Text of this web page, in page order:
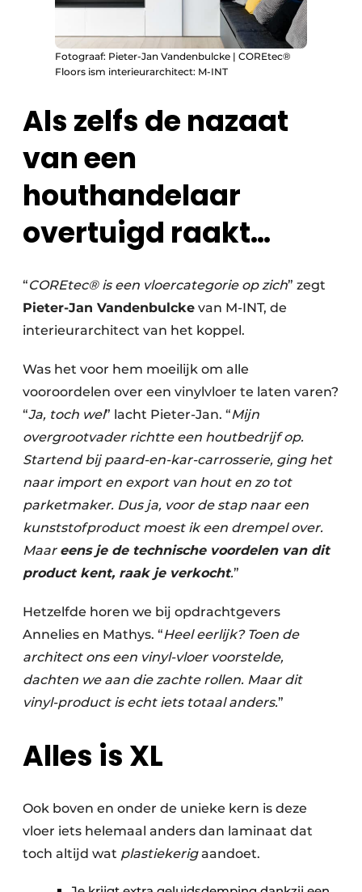
Fotograaf: Pieter-Jan Vandenbulcke | COREtec®
Floors ism interieurarchitect: M-INT
Als zelfs de nazaat
van een
houthandelaar
overtuigd raakt…
“COREtec® is een vloercategorie op zich” zegt
Pieter-Jan Vandenbulcke van M-INT, de
interieurarchitect van het koppel.
Was het voor hem moeilijk om alle
vooroordelen over een vinylvloer te laten varen?
“Ja, toch wel” lacht Pieter-Jan. “Mijn
overgrootvader richtte een houtbedrijf op.
Startend bij paard-en-kar-carrosserie, ging het
naar import en export van hout en zo tot
parketmaker. Dus ja, voor de stap naar een
kunststofproduct moest ik een drempel over.
Maar eens je de technische voordelen van dit
product kent, raak je verkocht.”
Hetzelfde horen we bij opdrachtgevers
Annelies en Mathys. “Heel eerlijk? Toen de
architect ons een vinyl-vloer voorstelde,
dachten we aan die zachte rollen. Maar dit
vinyl-product is echt iets totaal anders.”
Alles is XL
Ook boven en onder de unieke kern is deze
vloer iets helemaal anders dan laminaat dat
toch altijd wat plastiekerigaandoet.